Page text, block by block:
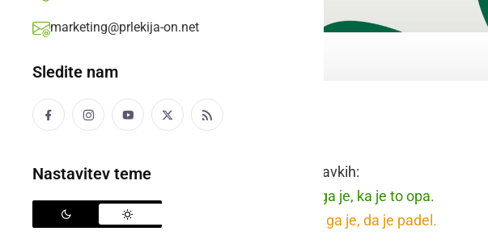
marketing@prlekija-on.net
Sledite nam
Nastavitev teme
poriniti
Raba besede v stavkih:
Pošikna ga je, ka je to opa.
Porinil ga je, da je padel.